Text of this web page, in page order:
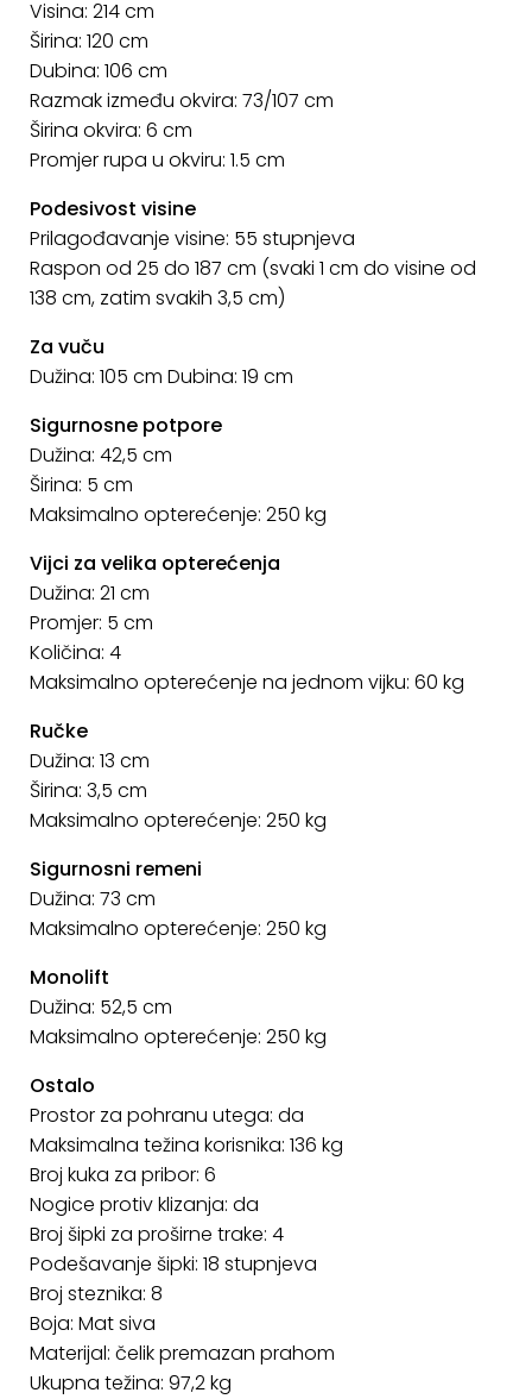
Visina: 214 cm
Širina: 120 cm
Dubina: 106 cm
Razmak između okvira: 73/107 cm
Širina okvira: 6 cm
Promjer rupa u okviru: 1.5 cm
Podesivost visine
Prilagođavanje visine: 55 stupnjeva
Raspon od 25 do 187 cm (svaki 1 cm do visine od
138 cm, zatim svakih 3,5 cm)
Za vuču
Dužina: 105 cm Dubina: 19 cm
Sigurnosne potpore
Dužina: 42,5 cm
Širina: 5 cm
Maksimalno opterećenje: 250 kg
Vijci za velika opterećenja
Dužina: 21 cm
Promjer: 5 cm
Količina: 4
Maksimalno opterećenje na jednom vijku: 60 kg
Ručke
Dužina: 13 cm
Širina: 3,5 cm
Maksimalno opterećenje: 250 kg
Sigurnosni remeni
Dužina: 73 cm
Maksimalno opterećenje: 250 kg
Monolift
Dužina: 52,5 cm
Maksimalno opterećenje: 250 kg
Ostalo
Prostor za pohranu utega: da
Maksimalna težina korisnika: 136 kg
Broj kuka za pribor: 6
Nogice protiv klizanja: da
Broj šipki za proširne trake: 4
Podešavanje šipki: 18 stupnjeva
Broj steznika: 8
Boja: Mat siva
Materijal: čelik premazan prahom
Ukupna težina: 97,2 kg